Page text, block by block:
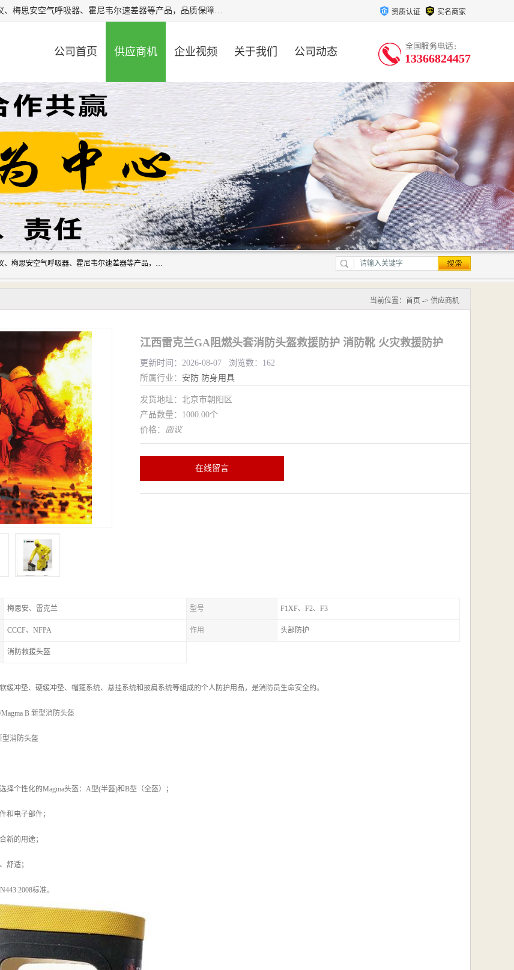
北京中创汇安科贸有限公司专业生产救援三脚架、天鹰4X气体检测仪、梅思安空气呼吸器、霍尼韦尔速差器等产品，品质保障，价格合理，欢迎在线致电咨询。 资质认证 实名商家
公司首页 供应商机 企业视频 关于我们 公司动态 13366824457
北京中创汇安科贸有限公司专业生产救援三脚架、天鹰4X气体检测仪、梅思安空气呼吸器、霍尼韦尔速差器等产品，品质保障，价格合理，欢迎在线致电咨询。
当前位置： 首页 -> 供应商机
江西雷克兰GA阻燃头套消防头盔救援防护 消防靴 火灾救援防护
更新时间：2026-08-07 浏览数：162
所属行业： 安防 防身用具
发货地址：北京市朝阳区
产品数量：1000.00个
价格： 面议
在线留言
梅思安、雷克兰 型号 F1XF、F2、F3
CCCF、NFPA 作用 头部防护
消防救援头盔
缓冲垫、硬缓冲垫、帽箍系统、悬挂系统和披肩系统等组成的个人防护用品，是消防员生命安全的。
B 新型消防头盔
型消防头盔
择个性化的Magma头盔：A型(半盔)和B型（全盔）；
和电子部件；
新的用途；
舒适；
标准。